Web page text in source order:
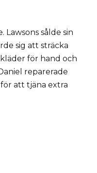
Lawsons sålde sin
sig att sträcka
för hand och
reparerade
att tjäna extra